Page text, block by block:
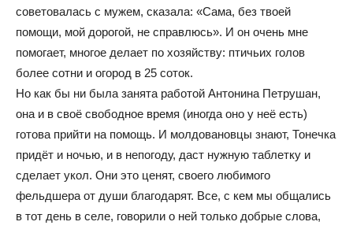
советовалась с мужем, сказала: «Сама, без твоей
помощи, мой дорогой, не справлюсь». И он очень мне
помогает, многое делает по хозяйству: птичьих голов
более сотни и огород в 25 соток.
Но как бы ни была занята работой Антонина Петрушан,
она и в своё свободное время (иногда оно у неё есть)
готова прийти на помощь. И молдовановцы знают, Тонечка
придёт и ночью, и в непогоду, даст нужную таблетку и
сделает укол. Они это ценят, своего любимого
фельдшера от души благодарят. Все, с кем мы общались
в тот день в селе, говорили о ней только добрые слова,